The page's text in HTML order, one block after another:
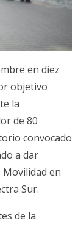
en diez
objetivo
la
de 80
convocado
a dar
en
Sur.
de la